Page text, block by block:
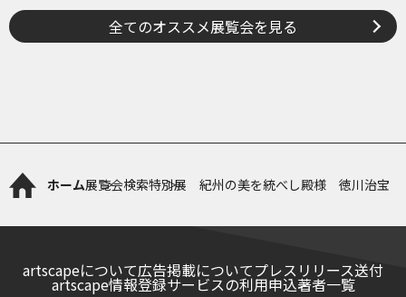
全てのオススメ展覧会を見る
ホーム展覧会検索特別展 紀州の美を統べし殿様 徳川治宝
artscapeについて広告掲載についてプレスリリース送付
artscape情報登録サービスの利用申込著者一覧